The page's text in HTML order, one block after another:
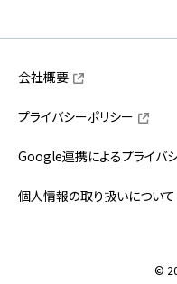
会社概要
プライバシーポリシー
Google連携によるプライバ
個人情報の取り扱いについて
©